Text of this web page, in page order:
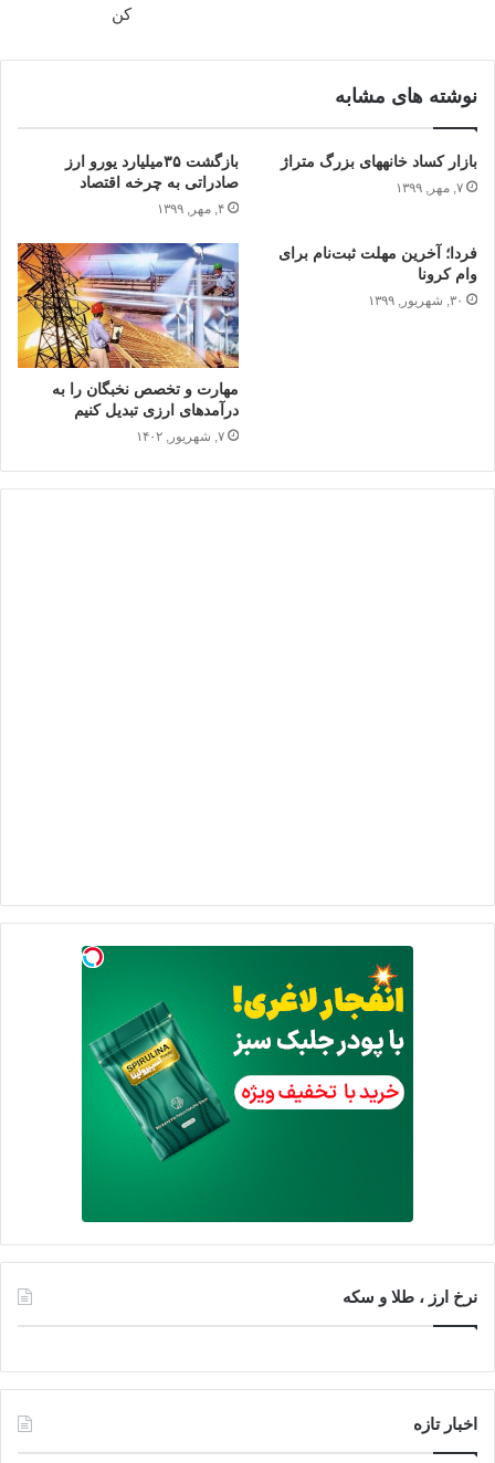
کن
نوشته های مشابه
بازار کساد خانه‎های بزرگ متراژ
۷, مهر, ۱۳۹۹
بازگشت ۳۵میلیارد یورو ارز
صادراتی به چرخه اقتصاد
۴, مهر, ۱۳۹۹
فردا؛ آخرین مهلت ثبت‌نام برای
وام کرونا
۳۰, شهریور, ۱۳۹۹
مهارت و تخصص نخبگان را به
درآمدهای ارزی تبدیل کنیم
۷, شهریور, ۱۴۰۲
نرخ ارز ، طلا و سکه
اخبار تازه